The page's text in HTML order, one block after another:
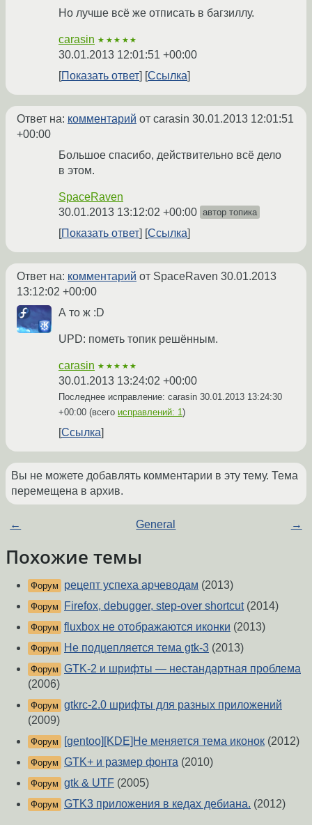
Но лучше всё же отписать в багзиллу.
carasin ★★★★★
30.01.2013 12:01:51 +00:00
Показать ответ
Ссылка
Ответ на: комментарий от carasin 30.01.2013 12:01:51
+00:00
Большое спасибо, действительно всё дело
в этом.
SpaceRaven
30.01.2013 13:12:02 +00:00 автор топика
Показать ответ Ссылка
Ответ на: комментарий от SpaceRaven 30.01.2013
13:12:02 +00:00
А то ж :D
UPD: пометь топик решённым.
carasin ★★★★★
30.01.2013 13:24:02 +00:00
Последнее исправление: carasin 30.01.2013 13:24:30
+00:00 (всего исправлений: 1)
Ссылка
Вы не можете добавлять комментарии в эту тему. Тема
перемещена в архив.
← General →
Похожие темы
Форум рецепт успеха арчеводам (2013)
Форум Firefox, debugger, step-over shortcut(2014)
Форум fluxbox не отображаются иконки (2013)
Форум Не подцепляется тема gtk-3 (2013)
Форум GTK-2 и шрифты — нестандартная проблема
(2006)
Форум gtkrc-2.0 шрифты для разных приложений
(2009)
Форум [gentoo][KDE]Не меняется тема иконок (2012)
Форум GTK+ и размер фонта (2010)
Форум gtk & UTF (2005)
Форум GTK3 приложения в кедах дебиана. (2012)